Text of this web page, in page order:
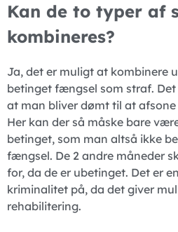
Kan de to typer af
kombineres?
Ja, det er muligt at kombinere
betinget fængsel som straf.
at man bliver dømt til at
Her kan der så måske bare
betinget, som man altså ikke
fængsel. De 2 andre måneder
for, da de er ubetinget. Det er
kriminalitet på, da det giver
rehabilitering.